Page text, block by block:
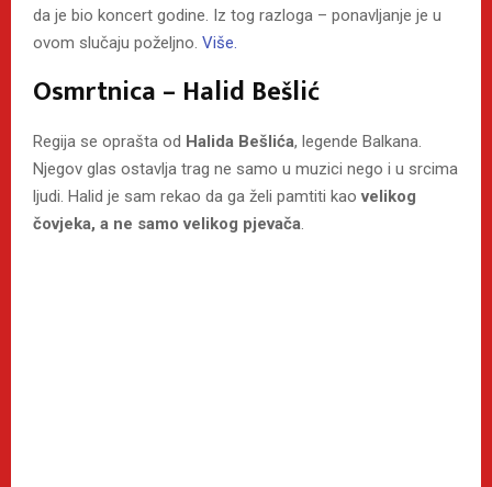
da je bio koncert godine. Iz tog razloga – ponavljanje je u
ovom slučaju poželjno. Više.
Osmrtnica – Halid Bešlić
Regija se oprašta od Halida Bešlića, legende Balkana.
Njegov glas ostavlja trag ne samo u muzici nego i u srcima
ljudi. Halid je sam rekao da ga želi pamtiti kaovelikog
čovjeka, a ne samo velikog pjevača